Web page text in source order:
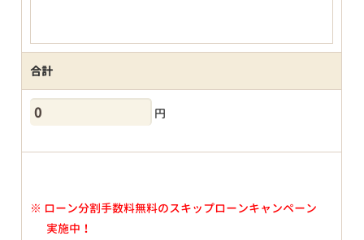
合計
円
※ ローン分割手数料無料のスキップローンキャンペーン
実施中！